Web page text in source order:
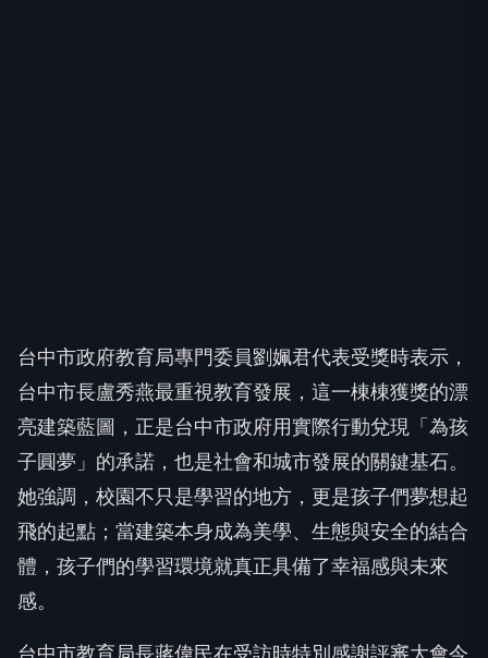
台中市政府教育局專門委員劉姵君代表受獎時表示，
台中市長盧秀燕最重視教育發展，這一棟棟獲獎的漂
亮建築藍圖，正是台中市政府用實際行動兌現「為孩
子圓夢」的承諾，也是社會和城市發展的關鍵基石。
她強調，校園不只是學習的地方，更是孩子們夢想起
飛的起點；當建築本身成為美學、生態與安全的結合
體，孩子們的學習環境就真正具備了幸福感與未來
感。
台中市教育局長蔣偉民在受訪時特別感謝評審大會今